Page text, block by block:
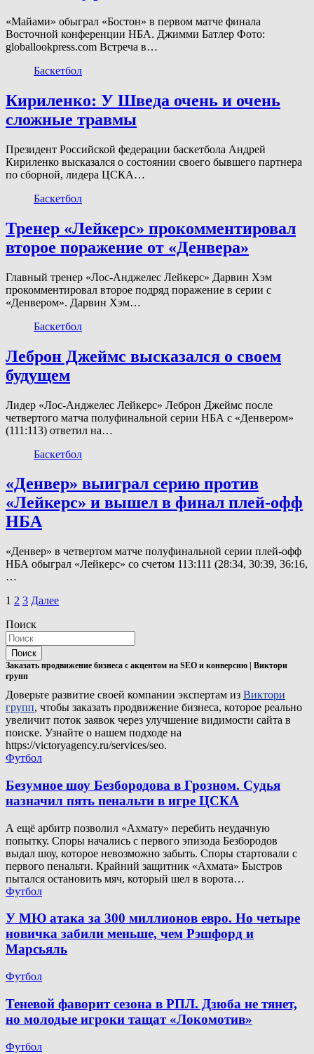
«Майами» обыграл «Бостон» в первом матче финала
Восточной конференции НБА. Джимми Батлер Фото:
globallookpress.com Встреча в…
Баскетбол
Кириленко: У Шведа очень и очень
сложные травмы
Президент Российской федерации баскетбола Андрей
Кириленко высказался о состоянии своего бывшего партнера
по сборной, лидера ЦСКА…
Баскетбол
Тренер «Лейкерс» прокомментировал
второе поражение от «Денвера»
Главный тренер «Лос-Анджелес Лейкерс» Дарвин Хэм
прокомментировал второе подряд поражение в серии с
«Денвером». Дарвин Хэм…
Баскетбол
Леброн Джеймс высказался о своем
будущем
Лидер «Лос-Анджелес Лейкерс» Леброн Джеймс после
четвертого матча полуфинальной серии НБА с «Денвером»
(111:113) ответил на…
Баскетбол
«Денвер» выиграл серию против
«Лейкерс» и вышел в финал плей-офф
НБА
«Денвер» в четвертом матче полуфинальной серии плей-офф
НБА обыграл «Лейкерс» со счетом 113:111 (28:34, 30:39, 36:16,
…
Пагинация
записей
1 2 3 Далее
Поиск
Поиск
Заказать продвижение бизнеса с акцентом на SEO и конверсию | Виктори
групп
Доверьте развитие своей компании экспертам из Виктори
групп, чтобы заказать продвижение бизнеса, которое реально
увеличит поток заявок через улучшение видимости сайта в
поиске. Узнайте о нашем подходе на
https://victoryagency.ru/services/seo.
Футбол
Безумное шоу Безбородова в Грозном. Судья
назначил пять пенальти в игре ЦСКА
А ещё арбитр позволил «Ахмату» перебить неудачную
попытку. Споры начались с первого эпизода Безбородов
выдал шоу, которое невозможно забыть. Споры стартовали с
первого пенальти. Крайний защитник «Ахмата» Быстров
пытался остановить мяч, который шел в ворота…
Футбол
У МЮ атака за 300 миллионов евро. Но четыре
новичка забили меньше, чем Рэшфорд и
Марсьяль
Футбол
Теневой фаворит сезона в РПЛ. Дзюба не тянет,
но молодые игроки тащат «Локомотив»
Футбол